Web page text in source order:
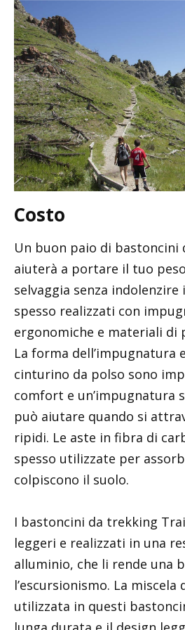
Costo
Un buon paio di
aiuterà a portare il tuo
selvaggia senza indolenzire
spesso realizzati con
ergonomiche e materiali di
La forma dell’impugnatura
cinturino da polso sono
comfort e un’impugnatura
può aiutare quando si
ripidi. Le aste in fibra di
spesso utilizzate per
colpiscono il suolo.
I bastoncini da trekking
leggeri e realizzati in una
alluminio, che li rende una
l’escursionismo. La miscela
utilizzata in questi